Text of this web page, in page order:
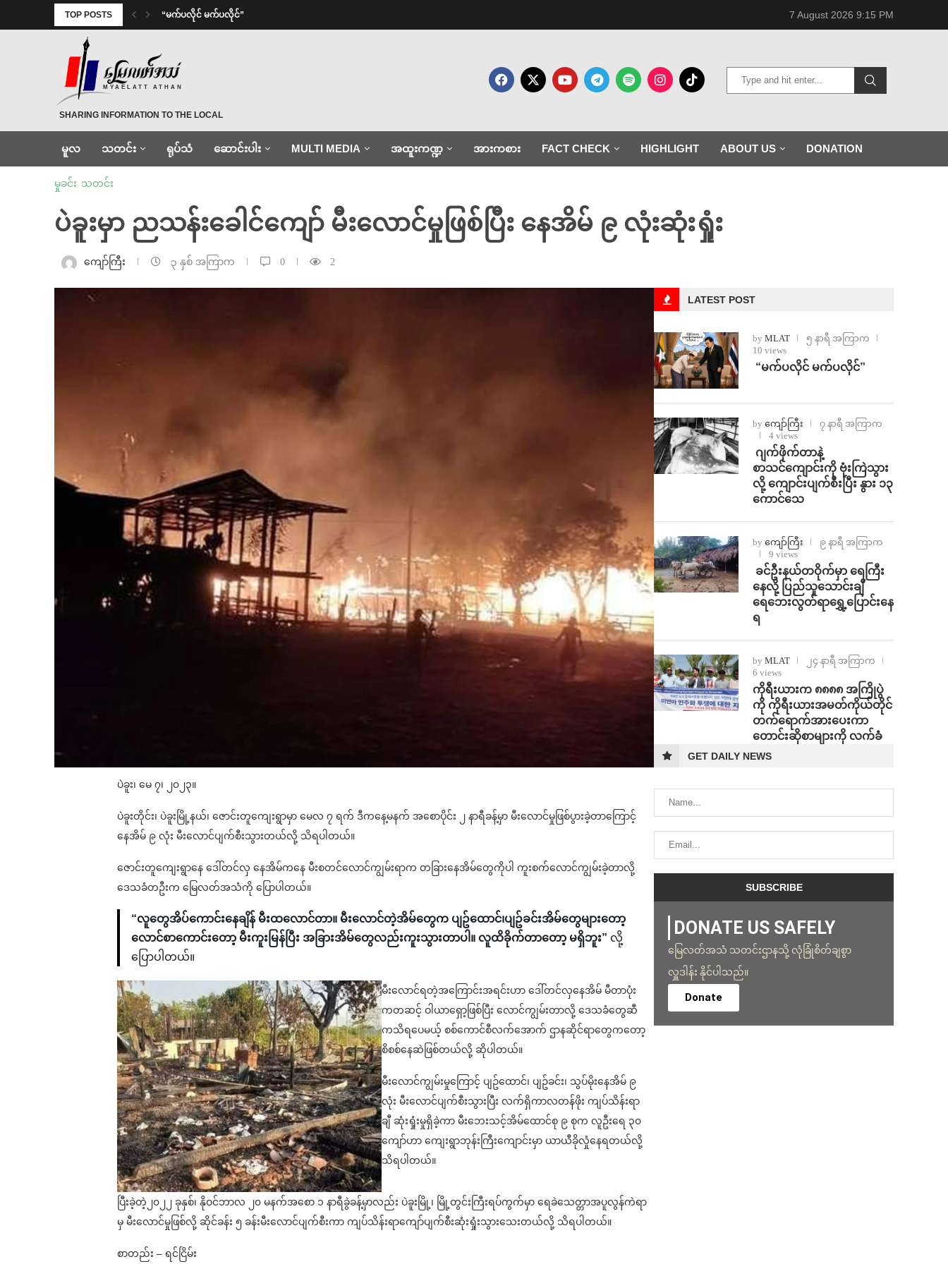
TOP POSTS ⁨ ⁨“မက်ပလိုင် မက်ပလိုင်” 7 August 2026 9:15 PM
MYAELATT ATHAN
SHARING INFORMATION TO THE LOCAL
မူလ သတင်း ရုပ်သံ ဆောင်းပါး MULTI MEDIA အထူးကဏ္ဍ အားကစား FACT CHECK HIGHLIGHT ABOUT US DONATION
မှုခင်း, သတင်း
ပဲခူးမှာ ညသန်းခေါင်ကျော် မီးလောင်မှုဖြစ်ပြီး နေအိမ် ၉ လုံးဆုံးရှုံး
ကျော်ကြီး ၃ နှစ် အကြာက 0 2
ပဲခူး၊ မေ ၇၊ ၂၀၂၃။
ပဲခူးတိုင်း၊ ပဲခူးမြို့နယ်၊ ဇောင်းတူကျေးရွာမှာ မေလ ၇ ရက် ဒီကနေ့မနက် အစောပိုင်း ၂ နာရီခန့်မှာ မီးလောင်မှုဖြစ်ပွားခဲ့တာကြောင့်
နေအိမ် ၉ လုံး မီးလောင်ပျက်စီးသွားတယ်လို့ သိရပါတယ်။
ဇောင်းတူကျေးရွာနေ ဒေါ်တင်လှ နေအိမ်ကနေ မီးစတင်လောင်ကျွမ်းရာက တခြားနေအိမ်တွေကိုပါ ကူးစက်လောင်ကျွမ်းခဲ့တာလို့
ဒေသခံတဦးက မြေလတ်အသံကို ပြောပါတယ်။
“လူတွေအိပ်ကောင်းနေချိန် မီးထလောင်တာ။ မီးလောင်တဲ့အိမ်တွေက ပျဥ်ထောင်၊ပျဥ်ခင်းအိမ်တွေများတော့
လောင်စာကောင်းတော့ မီးကူးမြန်ပြီး အခြားအိမ်တွေလည်းကူးသွားတာပါ။ လူထိခိုက်တာတော့ မရှိဘူး” လို့
ပြောပါတယ်။
မီးလောင်ရတဲ့အကြောင်းအရင်းဟာ ဒေါ်တင်လှနေအိမ် မီတာပုံး
ကတဆင့် ဝါယာရှော့ဖြစ်ပြီး လောင်ကျွမ်းတာလို့ ဒေသခံတွေဆီ
ကသိရပေမယ့် စစ်ကောင်စီလက်အောက် ဌာနဆိုင်ရာတွေကတော့
စိစစ်နေဆဲဖြစ်တယ်လို့ ဆိုပါတယ်။
မီးလောင်ကျွမ်းမှုကြောင့် ပျဥ်ထောင်၊ ပျဥ်ခင်း၊ သွပ်မိုးနေအိမ် ၉
လုံး မီးလောင်ပျက်စီးသွားပြီး လက်ရှိကာလတန်ဖိုး ကျပ်သိန်းရာ
ချီ ဆုံးရှုံးမှုရှိခဲ့ကာ မီးဘေးသင့်အိမ်ထောင်စု ၉ စုက လူဦးရေ ၃၀
ကျော်ဟာ ကျေးရွာဘုန်းကြီးကျောင်းမှာ ယာယီခိုလှုံနေရတယ်လို့
သိရပါတယ်။
ပြီးခဲ့တဲ့၂၀၂၂ ခုနှစ်၊ နိုဝင်ဘာလ ၂၀ မနက်အစော ၁ နာရီခွဲခန့်မှာလည်း ပဲခူးမြို့၊ မြို့တွင်းကြီးရပ်ကွက်မှာ ရေခဲသေတ္တာအပူလွန်ကဲရာ
မှ မီးလောင်မှုဖြစ်လို့ ဆိုင်ခန်း ၅ ခန်းမီးလောင်ပျက်စီးကာ ကျပ်သိန်းရာကျော်ပျက်စီးဆုံးရှုံးသွားသေးတယ်လို့ သိရပါတယ်။
စာတည်း – ရင်ငြိမ်း
LATEST POST
by MLAT
၅ နာရီ အကြာက
10 views
⁨ ⁨“မက်ပလိုင် မက်ပလိုင်”
by ကျော်ကြီး
၇ နာရီ အကြာက
4 views
⁨⁩ ⁨ဂျက်ဖိုက်တာနဲ့
စာသင်ကျောင်းကို ဗုံးကြဲသွား
လို့ ကျောင်းပျက်စီးပြီး နွား ၁၃
ကောင်သေ
by ကျော်ကြီး
၉ နာရီ အကြာက
9 views
⁩ ⁨ခင်ဦးနယ်တဝိုက်မှာ ရေကြီး
နေလို့ ပြည်သူသောင်းချီ
ရေဘေးလွတ်ရာရွှေ့ပြောင်းနေ
ရ
by MLAT
၂၄ နာရီ အကြာက
6 views
ကိုရီးယားက ၈၈၈၈ အကြိုပွဲ
ကို ကိုရီးယားအမတ်ကိုယ်တိုင်
တက်ရောက်အားပေးကာ
တောင်းဆိုစာများကို လက်ခံ
GET DAILY NEWS
DONATE US SAFELY
မြေလတ်အသံ သတင်းဌာနသို့ လုံခြုံစိတ်ချစွာ
လှူဒါန်း နိုင်ပါသည်။
Donate